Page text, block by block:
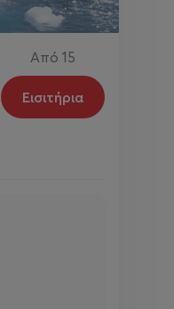
Από 15
Εισιτήρια